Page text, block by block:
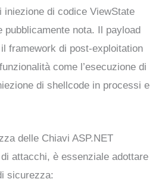
iniezione di codice ViewState
pubblicamente nota. Il payload
framework di post-exploitation
come l’esecuzione di
di shellcode in processi e
delle Chiavi ASP.NET
attacchi, è essenziale adottare
sicurezza: